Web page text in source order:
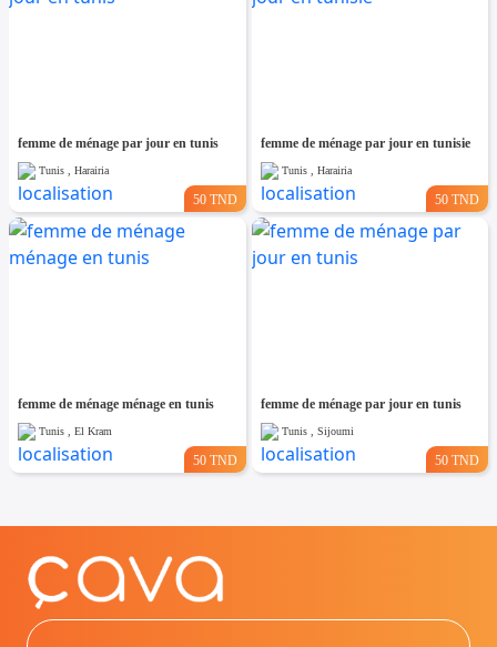
femme de ménage par jour en tunis
Tunis , Harairia
50 TND
femme de ménage par jour en tunisie
Tunis , Harairia
50 TND
femme de ménage ménage en tunis
Tunis , El Kram
50 TND
femme de ménage par jour en tunis
Tunis , Sijoumi
50 TND